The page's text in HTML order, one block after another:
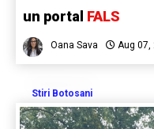
un portal FALS
Oana Sava Aug 07,
Stiri Botosani